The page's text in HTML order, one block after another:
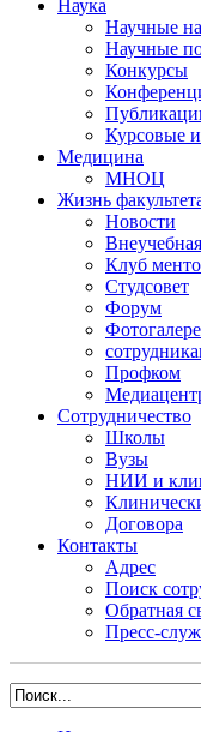
Наука
Научные
Научные
Конкурсы
Курсовые
Медицина
МНОЦ
Жизнь
Новости
Клуб
Студсовет
Форум
Профком
Сотрудничество
Школы
Вузы
НИИ и
Договора
Контакты
Адрес
Поиск
Обратная
Пресс-